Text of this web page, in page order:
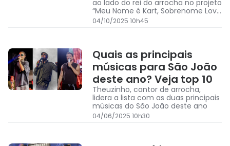
ao lado do rei do arrocha no projeto
“Meu Nome é Kart, Sobrenome Love
– Vol. 2”
04/10/2025 10h45
Quais as principais
músicas para São João
deste ano? Veja top 10
Theuzinho, cantor de arrocha,
lidera a lista com as duas principais
músicas do São João deste ano
04/06/2025 10h30